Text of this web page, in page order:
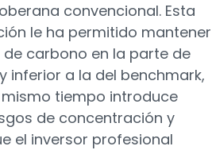
convencional. Esta
le ha permitido mantener
de carbono en la parte de
inferior a la del benchmark,
tiempo introduce
de concentración y
el inversor profesional